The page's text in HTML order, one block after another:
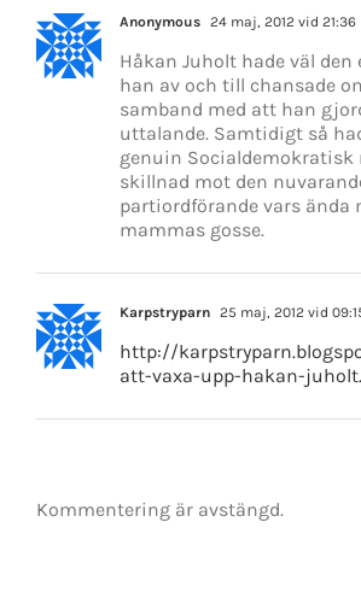
Anonymous 24 maj, 2012 vid 21:36
Håkan Juholt hade väl den
han av och till chansade
samband med att han
uttalande. Samtidigt så
genuin Socialdemokratisk
skillnad mot den
partiordförande vars ända
mammas gosse.
Karpstryparn 25 maj, 2012 vid
http://
att-vaxa-upp-hakan-
Kommentering är avstängd.